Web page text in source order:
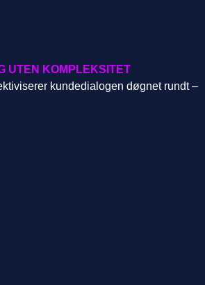
UTEN KOMPLEKSITET
kundedialogen døgnet rundt –